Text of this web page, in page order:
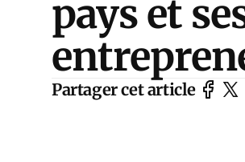
pays et
Partager cet article